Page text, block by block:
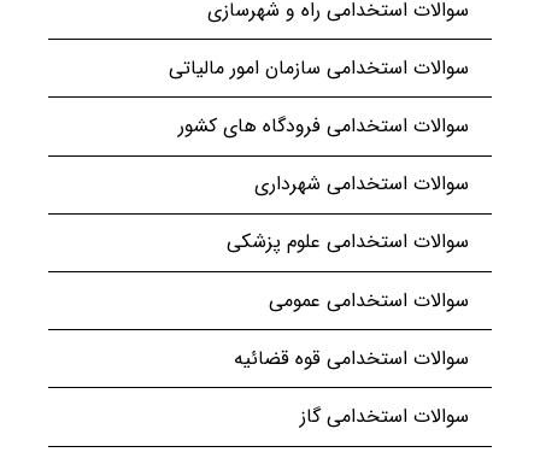
سوالات استخدامی راه و شهرسازی
سوالات استخدامی سازمان امور مالیاتی
سوالات استخدامی فرودگاه های کشور
سوالات استخدامی شهرداری
سوالات استخدامی علوم پزشکی
سوالات استخدامی عمومی
سوالات استخدامی قوه قضائیه
سوالات استخدامی گاز